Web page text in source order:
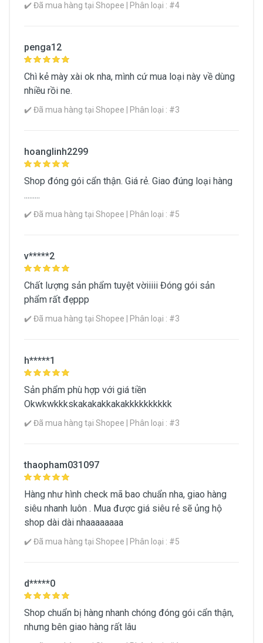
✔️ Đã mua hàng tại Shopee | Phân loại : #4
penga12
Chì kẻ mày xài ok nha, mình cứ mua loại này về dùng
nhiều rồi ne.
✔️ Đã mua hàng tại Shopee | Phân loại : #3
hoanglinh2299
Shop đóng gói cẩn thận. Giá rẻ. Giao đúng loại hàng
.........
✔️ Đã mua hàng tại Shopee | Phân loại : #5
v*****2
Chất lượng sản phẩm tuyệt vờiiiii Đóng gói sản
phẩm rất đẹppp
✔️ Đã mua hàng tại Shopee | Phân loại : #3
h*****1
Sản phẩm phù hợp với giá tiền
Okwkwkkkskakakakkakakkkkkkkkkk
✔️ Đã mua hàng tại Shopee | Phân loại : #3
thaopham031097
Hàng như hình check mã bao chuẩn nha, giao hàng
siêu nhanh luôn . Mua được giá siêu rẻ sẽ ủng hộ
shop dài dài nhaaaaaaaa
✔️ Đã mua hàng tại Shopee | Phân loại : #5
d*****0
Shop chuẩn bị hàng nhanh chóng đóng gói cẩn thận,
nhưng bên giao hàng rất lâu